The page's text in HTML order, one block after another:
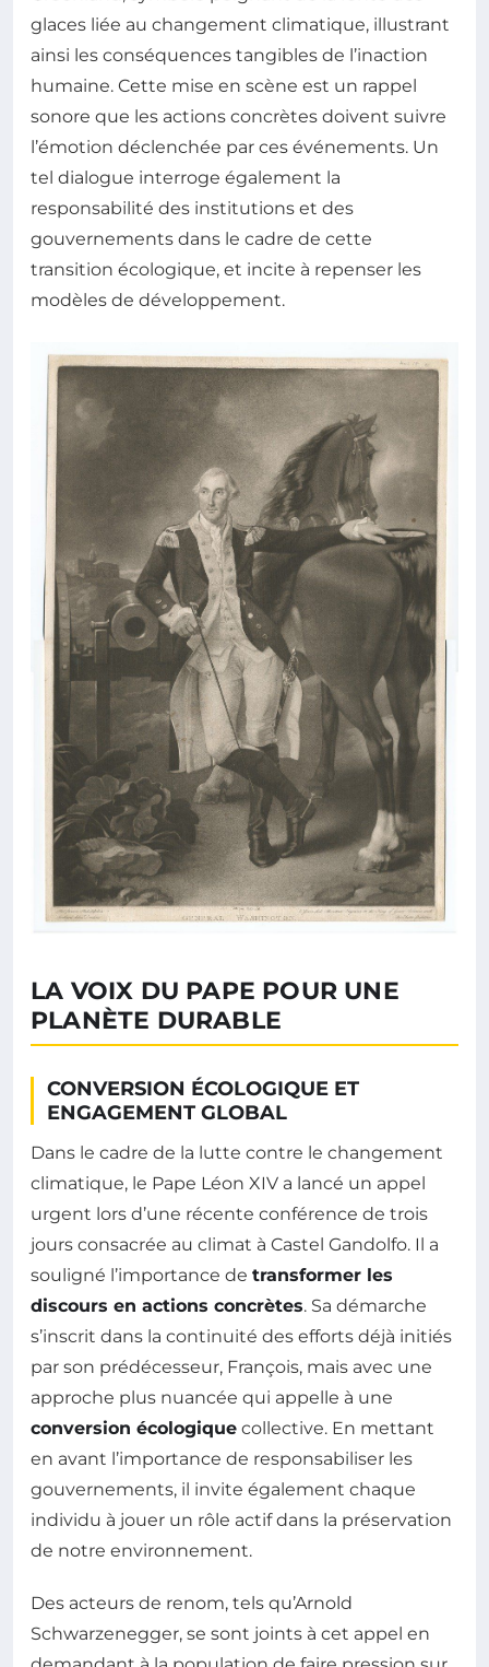
glaces liée au changement climatique, illustrant
ainsi les conséquences tangibles de l’inaction
humaine. Cette mise en scène est un rappel
sonore que les actions concrètes doivent suivre
l’émotion déclenchée par ces événements. Un
tel dialogue interroge également la
responsabilité des institutions et des
gouvernements dans le cadre de cette
transition écologique, et incite à repenser les
modèles de développement.
LA VOIX DU PAPE POUR UNE
PLANÈTE DURABLE
CONVERSION ÉCOLOGIQUE ET
ENGAGEMENT GLOBAL
Dans le cadre de la lutte contre le changement
climatique, le Pape Léon XIV a lancé un appel
urgent lors d’une récente conférence de trois
jours consacrée au climat à Castel Gandolfo. Il a
souligné l’importance de transformer les
discours en actions concrètes. Sa démarche
s’inscrit dans la continuité des efforts déjà initiés
par son prédécesseur, François, mais avec une
approche plus nuancée qui appelle à une
conversion écologique collective. En mettant
en avant l’importance de responsabiliser les
gouvernements, il invite également chaque
individu à jouer un rôle actif dans la préservation
de notre environnement.
Des acteurs de renom, tels qu’Arnold
Schwarzenegger, se sont joints à cet appel en